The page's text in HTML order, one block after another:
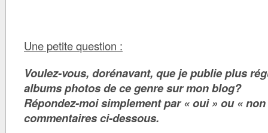
Une petite question :
Voulez-vous, dorénavant, que je publie plus
albums photos de ce genre sur mon blog?
Répondez-moi simplement par « oui » ou «
commentaires ci-dessous.